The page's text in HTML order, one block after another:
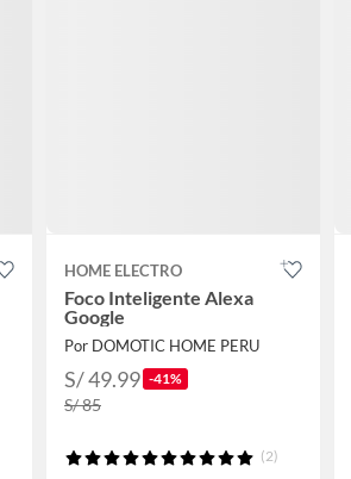
HOME ELECTRO
Foco Inteligente Alexa
Google
Por DOMOTIC HOME PERU
S/ 49.99 -41%
S/ 85
(2)